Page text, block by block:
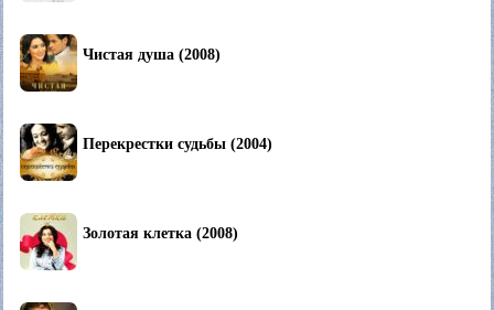
Чистая душа (2008)
Перекрестки судьбы (2004)
Золотая клетка (2008)